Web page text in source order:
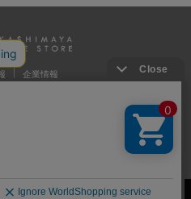
企業情報
く表示
プライバシーポリシー
ウェブアクセシビリティ方針